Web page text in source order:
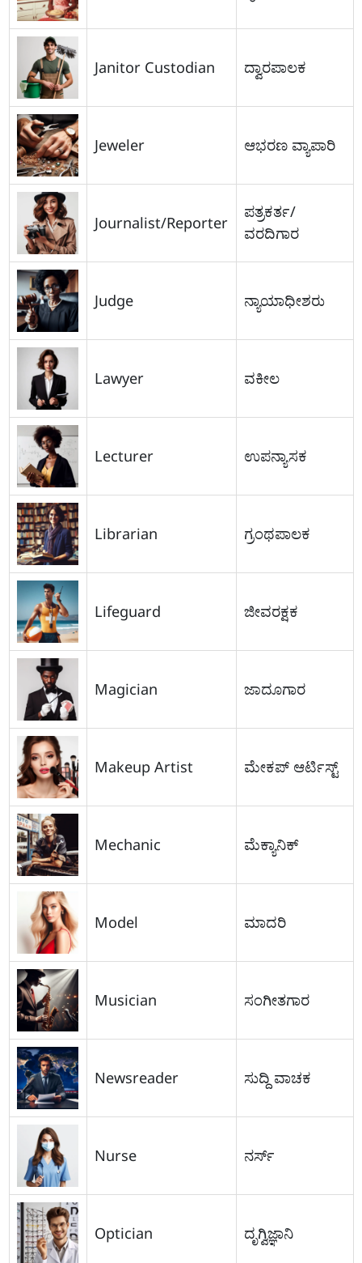
Janitor Custodian ದ್ವಾರಪಾಲಕ
Jeweler ಆಭರಣ ವ್ಯಾಪಾರಿ
Journalist/Reporter
ಪತ್ರಕರ್ತ/
ವರದಿಗಾರ
Judge ನ್ಯಾಯಾಧೀಶರು
Lawyer ವಕೀಲ
Lecturer ಉಪನ್ಯಾಸಕ
Librarian ಗ್ರಂಥಪಾಲಕ
Lifeguard ಜೀವರಕ್ಷಕ
Magician ಜಾದೂಗಾರ
Makeup Artist ಮೇಕಪ್ ಆರ್ಟಿಸ್ಟ್
Mechanic ಮೆಕ್ಯಾನಿಕ್
Model ಮಾದರಿ
Musician ಸಂಗೀತಗಾರ
Newsreader ಸುದ್ದಿ ವಾಚಕ
Nurse ನರ್ಸ್
Optician ದೃಗ್ವಿಜ್ಞಾನಿ